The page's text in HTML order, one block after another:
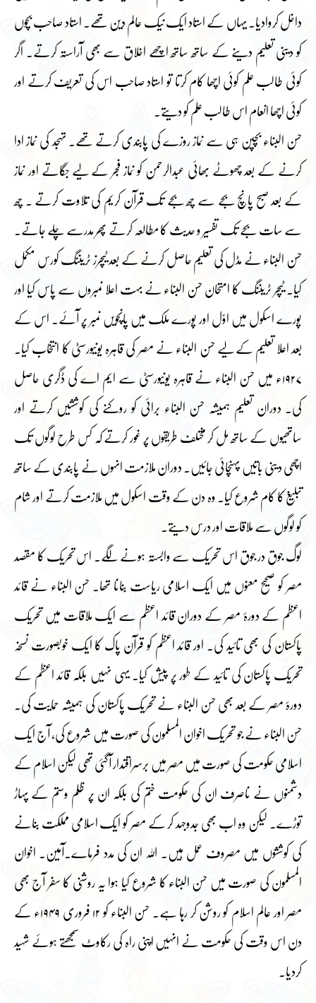
داخل کروادیا۔ یہاں کے استاد ایک نیک عالم دین تھے۔ استاد صاحب بچوں
کو دینی تعلیم دینے کے ساتھ ساتھ اچھے اخلاق سے بھی آراستہ کرتے۔ اگر
کوئی طالب علم کوئی اچھا کام کرتا تو استاد صاحب اس کی تعریف کرتے اور
کوئی اچھا انعام اس طالب علم کو دیتے۔
حسن البناء بچپن ہی سے نماز روزے کی پابندی کرتے تھے۔ تہجد کی نماز ادا
کرنے کے بعد چھوٹے بھائی عبدالرحمن کو نماز فجر کے لیے جگاتے اور نماز
کے بعد صبح پانچ بجے سے چھ بجے تک قرآن کریم کی تلاوت کرتے ۔ چھ
سے سات بجے تک تفسیر و حدیث کا مطالعہ کرتے پھر مدرسے چلے جاتے۔
حسن البناء نے مڈل کی تعلیم حاصل کرنے کے بعد ٹیچرز ٹریننگ کورس مکمل
کیا۔ ٹیچر ٹریننگ کا امتحان حسن البناء نے بہت اعلا نمبروں سے پاس کیا اور
پورے اسکول میں اوّل اور پورے ملک میں پانچویں نمبر پر آئے۔ اس کے
بعد اعلا تعلیم کے لیے حسن البناء نے مصر کی قاہرہ یونیورسٹی کا انتخاب کیا۔
۱۹۲۷ء میں حسن البناء نے قاہرہ یونیورسٹی سے ایم اے کی ڈگری حاصل
کی۔ دوران تعلیم ہمیشہ حسن البناء برائی کو روکنے کی کوششیں کرتے اور
ساتھیوں کے ساتھ مل کر مختلف طریقوں پر غور کرتے کہ کس طرح لوگوں تک
اچھی دینی باتیں پہنچائی جائیں۔ دوران ملازمت انہوں نے پابندی کے ساتھ
تبلیغ کا کام شروع کیا۔ وہ دن کے وقت اسکول میں ملازمت کرتے اور شام
کو لوگوں سے ملاقات اور درس دیتے۔
لوگ جوق در جوق اس تحریک سے وابستہ ہونے لگے۔ اس تحریک کا مقصد
مصر کو صحیح معنوں میں ایک اسلامی ریاست بنانا تھا۔ حسن البناء نے قائد
اعظم کے دورۂ مصر کے دوران قائد اعظم سے ایک ملاقات میں تحریک
پاکستان کی بھی تائید کی۔ اور قائد اعظم کو قرآن پاک کا ایک خوبصورت نسخہ
تحریک پاکستان کی تائید کے طور پر پیش کیا۔ یہی نہیں بلکہ قائد اعظم کے
دورۂ مصر کے بعد بھی حسن البناء نے تحریک پاکستان کی ہمیشہ حمایت کی۔
حسن البناء نے جو تحریک اخوان المسلمون کی صورت میں شروع کی، آج ایک
اسلامی حکومت کی صورت میں مصر میں برسراقتدار آگئی تھی لیکن اسلام کے
دشمنوں نے ناصرف ان کی حکومت ختم کی بلکہ ان پر ظلم وستم کے پہاڑ
توڑے۔ لیکن وہ اب بھی جدوجہد کر کے مصر کو ایک اسلامی مملکت بنانے
کی کوششوں میں مصروف عمل ہیں۔ اللہ ان کی مدد فرماے۔آمین۔ اخوان
المسلمون کی صورت میں حسن البناء کا شروع کیا ہوا یہ روشنی کا سفر آج بھی
مصر اور عالم اسلام کو روشن کر رہا ہے۔ حسن البناء کو ۱۲ فروری ۱۹۴۹ء کے
دن اس وقت کی حکومت نے انہیں اپنی راہ کی رکاوٹ سمجھتے ہوئے شہید
کردیا۔